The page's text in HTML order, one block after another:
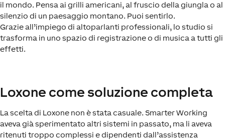
il mondo. Pensa ai grilli americani, al fruscio della giungla o al
silenzio di un paesaggio montano. Puoi sentirlo.
Grazie all’impiego di altoparlanti professionali, lo studio si
trasforma in uno spazio di registrazione o di musica a tutti gli
effetti.
Loxone come soluzione completa
La scelta di Loxone non è stata casuale. Smarter Working
aveva già sperimentato altri sistemi in passato, ma li aveva
ritenuti troppo complessi e dipendenti dall’assistenza